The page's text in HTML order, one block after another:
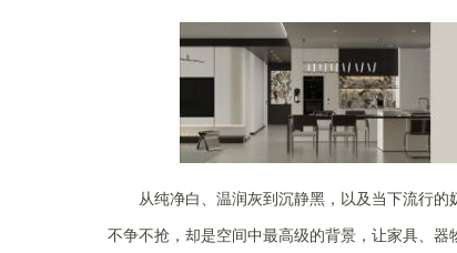
从纯净白、温润灰到沉静黑，以及当下流行
不争不抢，却是空间中最高级的背景，让家具、器